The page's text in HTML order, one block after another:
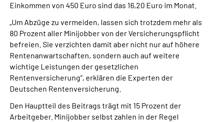
Leichte Sprache
Mein Kundenportal
Einkommen von 450 Euro sind das 16,20 Euro im Monat.
„Um Abzüge zu vermeiden, lassen sich trotzdem mehr als
80 Prozent aller Minijobber von der Versicherungspflicht
befreien. Sie verzichten damit aber nicht nur auf höhere
Rentenanwartschaften, sondern auch auf weitere
wichtige Leistungen der gesetzlichen
Rentenversicherung“, erklären die Experten der
Deutschen Rentenversicherung.
Den Hauptteil des Beitrags trägt mit 15 Prozent der
Arbeitgeber. Minijobber selbst zahlen in der Regel